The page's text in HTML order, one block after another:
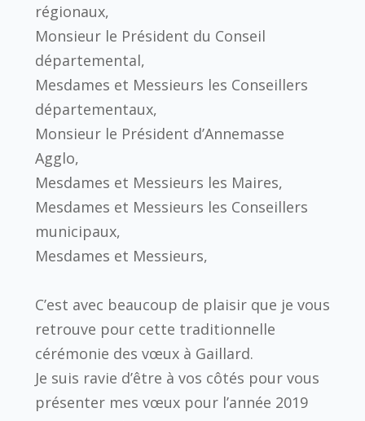
régionaux,
Monsieur le Président du Conseil
départemental,
Mesdames et Messieurs les Conseillers
départementaux,
Monsieur le Président d’Annemasse
Agglo,
Mesdames et Messieurs les Maires,
Mesdames et Messieurs les Conseillers
municipaux,
Mesdames et Messieurs,
C’est avec beaucoup de plaisir que je vous
retrouve pour cette traditionnelle
cérémonie des vœux à Gaillard.
Je suis ravie d’être à vos côtés pour vous
présenter mes vœux pour l’année 2019